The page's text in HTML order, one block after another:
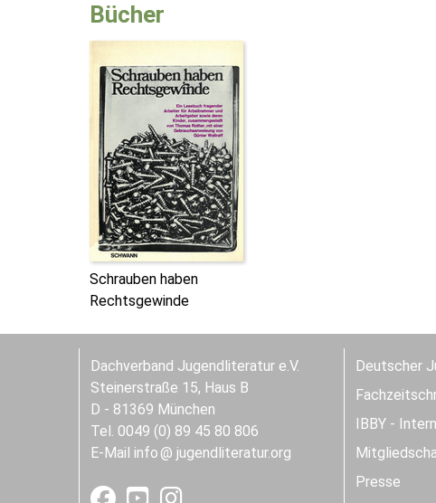
Bücher
Schrauben haben
Rechtsgewinde
Dachverband Jugendliteratur e.V.
Steinerstraße 15, Haus B
D - 81369 München
Tel. 0049 (0) 89 45 80 806
E-Mail info jugendliteratur.org
Deutscher
IBBY -
Presse